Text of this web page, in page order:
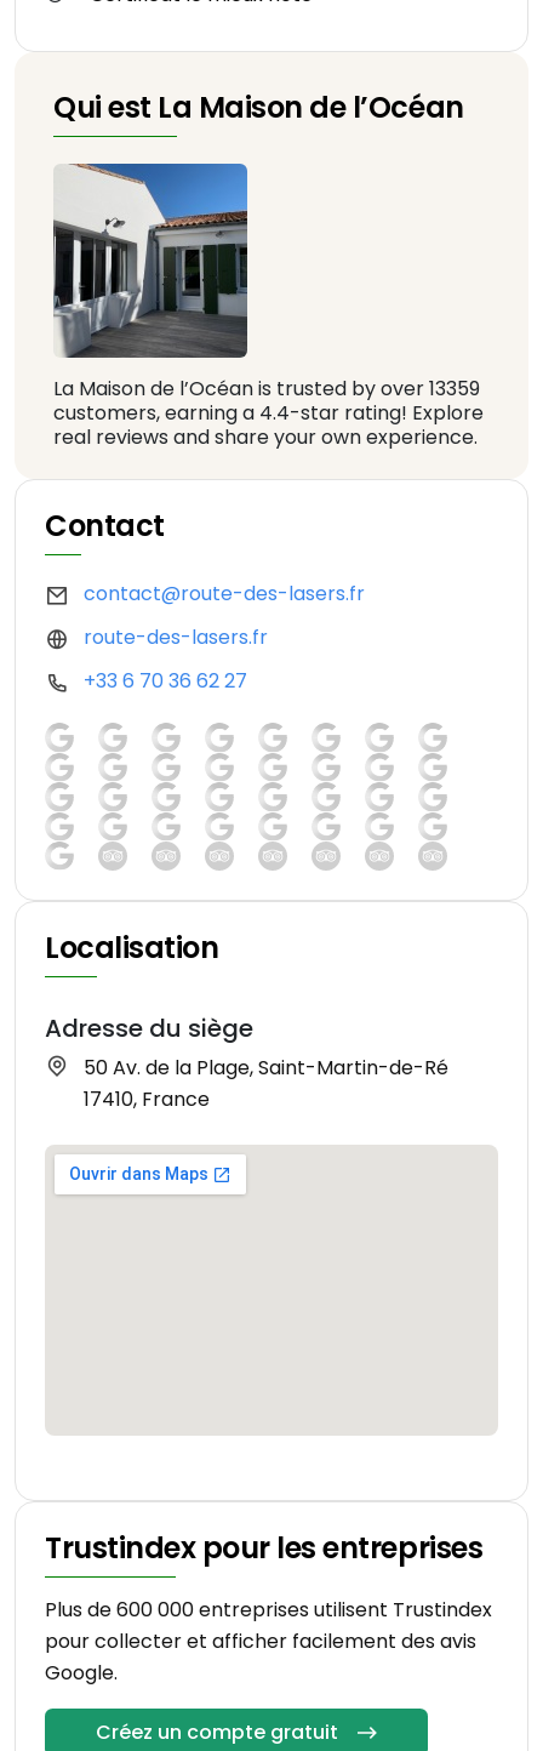
Qui est La Maison de l’Océan
La Maison de l’Océan is trusted by over 13359
customers, earning a 4.4-star rating! Explore
real reviews and share your own experience.
Contact
contact@route-des-lasers.fr
route-des-lasers.fr
+33 6 70 36 62 27
Localisation
Adresse du siège
50 Av. de la Plage, Saint-Martin-de-Ré
17410, France
Trustindex pour les entreprises
Plus de 600 000 entreprises utilisent Trustindex
pour collecter et afficher facilement des avis
Google.
Créez un compte gratuit